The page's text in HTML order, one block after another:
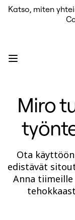
Tuote
Muodot
Katso, miten
Miro
Ota
edistävät
Anna